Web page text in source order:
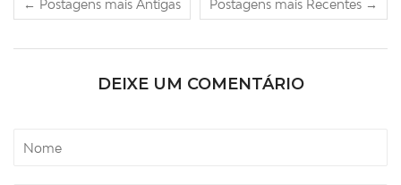
← Postagens mais Antigas Postagens mais Recentes →
DEIXE UM COMENTÁRIO